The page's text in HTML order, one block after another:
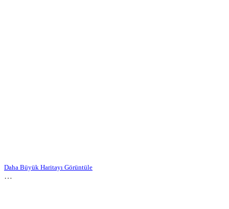
Daha Büyük Haritayı Görüntüle
…